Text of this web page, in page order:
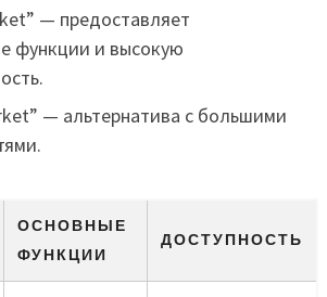
— предоставляет
функции и высокую
— альтернатива с большими
ОСНОВНЫЕ
ФУНКЦИИ
ДОСТУПНОСТЬ